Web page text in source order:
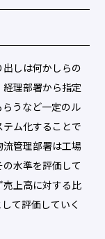
しは何かしらの
理部署から指定
うなど一定のル
ム化することで
管理部署は工場
水準を評価して
売上高に対する比
て評価していく